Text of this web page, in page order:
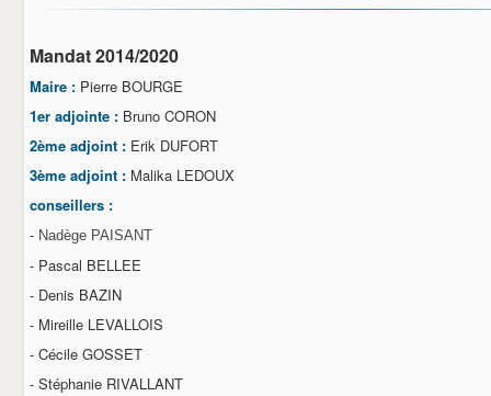
Mandat 2014/2020
Maire : Pierre BOURGE
1er adjointe : Bruno CORON
2ème adjoint : Erik DUFORT
3ème adjoint : Malika LEDOUX
conseillers :
- Nadège PAISANT
- Pascal BELLEE
- Denis BAZIN
- Mireille LEVALLOIS
- Cécile GOSSET
- Stéphanie RIVALLANT